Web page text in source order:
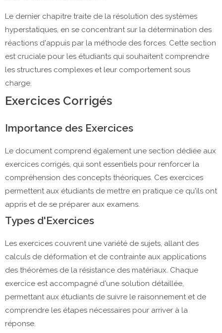
Le dernier chapitre traite de la résolution des systèmes
hyperstatiques, en se concentrant sur la détermination des
réactions d'appuis par la méthode des forces. Cette section
est cruciale pour les étudiants qui souhaitent comprendre
les structures complexes et leur comportement sous
charge.
Exercices Corrigés
Importance des Exercices
Le document comprend également une section dédiée aux
exercices corrigés, qui sont essentiels pour renforcer la
compréhension des concepts théoriques. Ces exercices
permettent aux étudiants de mettre en pratique ce qu'ils ont
appris et de se préparer aux examens.
Types d'Exercices
Les exercices couvrent une variété de sujets, allant des
calculs de déformation et de contrainte aux applications
des théorèmes de la résistance des matériaux. Chaque
exercice est accompagné d'une solution détaillée,
permettant aux étudiants de suivre le raisonnement et de
comprendre les étapes nécessaires pour arriver à la
réponse.